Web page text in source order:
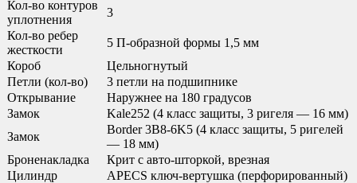
Кол-во контуров
уплотнения
3
Кол-во ребер
жесткости
5 П-образной формы 1,5 мм
Короб
Цельногнутый
Петли (кол-во)
3 петли на подшипнике
Открывание
Наружнее на 180 градусов
Замок
Kale252 (4 класс защиты, 3 ригеля — 16 мм)
Замок
Border 3B8-6K5 (4 класс защиты, 5 ригелей
— 18 мм)
Броненакладка
Крит с авто-шторкой, врезная
Цилиндр
APECS ключ-вертушка (перфорированный)